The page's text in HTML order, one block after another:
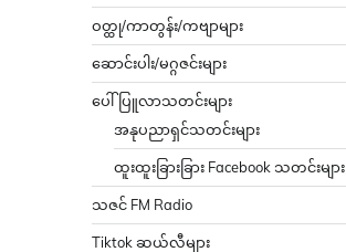
ဝတ္ထု/ကာတွန်း/ကဗျာများ
ဆောင်းပါး/မဂ္ဂဇင်းများ
ပေါ်ပြူလာသတင်းများ
အနုပညာရှင်သတင်းများ
ထူးထူးခြားခြား Facebook သတင်းများ
သဇင် FM Radio
Tiktok ဆယ်လီများ